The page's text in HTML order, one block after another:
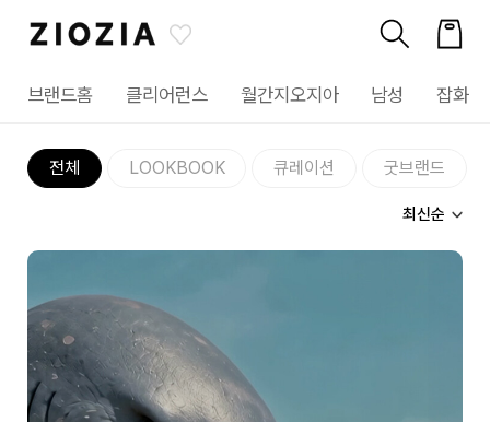
브랜드홈 클리어런스 월간지오지아 남성 잡화
전체 LOOKBOOK 큐레이션 굿브랜드
최신순